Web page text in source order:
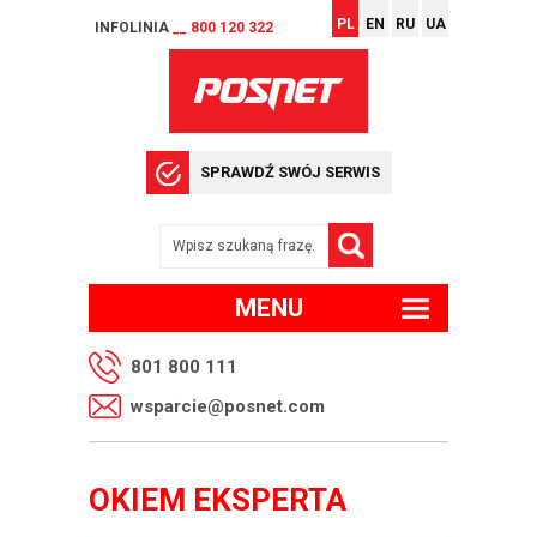
INFOLINIA __ 800 120 322 PL EN RU UA
SPRAWDŹ SWÓJ SERWIS
MENU
801 800 111
wsparcie@posnet.com
OKIEM EKSPERTA